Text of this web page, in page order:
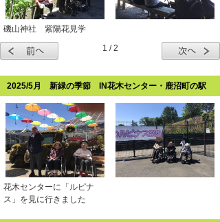
磯山神社 紫陽花見学
1 / 2
2025/5月 新緑の季節 IN花木センター・鹿沼町の駅
花木センターに「ルピナ
ス」を見に行きました